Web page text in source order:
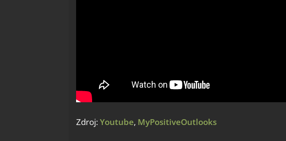
Zdroj:Youtube, MyPositiveOutlooks